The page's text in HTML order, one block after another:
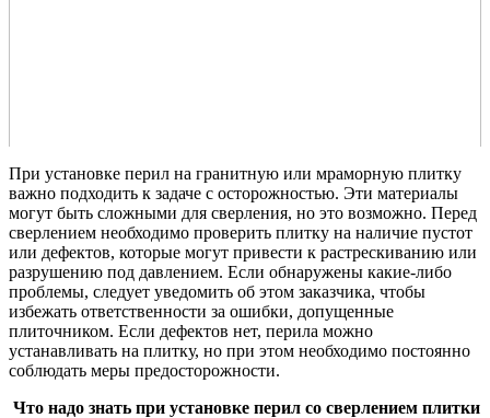
При установке перил на гранитную или мраморную плитку
важно подходить к задаче с осторожностью. Эти материалы
могут быть сложными для сверления, но это возможно. Перед
сверлением необходимо проверить плитку на наличие пустот
или дефектов, которые могут привести к растрескиванию или
разрушению под давлением. Если обнаружены какие-либо
проблемы, следует уведомить об этом заказчика, чтобы
избежать ответственности за ошибки, допущенные
плиточником. Если дефектов нет, перила можно
устанавливать на плитку, но при этом необходимо постоянно
соблюдать меры предосторожности.
Что надо знать при установке перил со сверлением плитки